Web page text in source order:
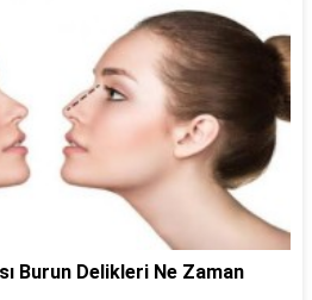
Burun Delikleri Ne Zaman